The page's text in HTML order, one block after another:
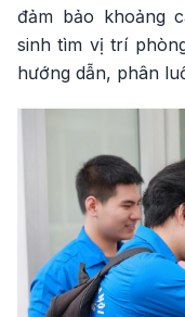
đảm bảo khoảng
sinh tìm vị trí
hướng dẫn, phân